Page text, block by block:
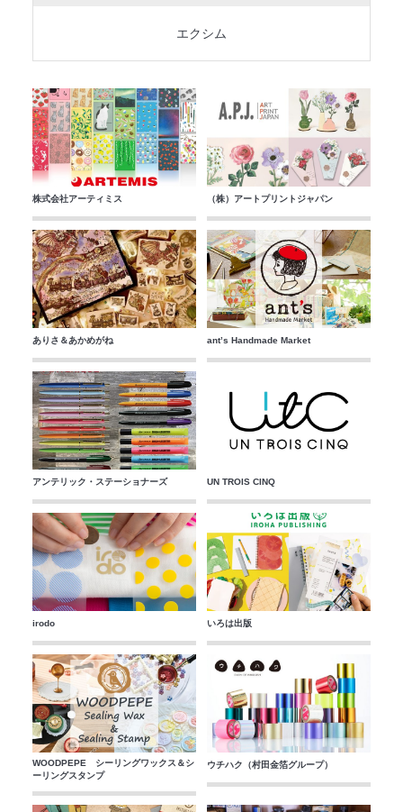
エクシム
株式会社アーティミス （株）アートプリントジャパン
ありさ＆あかめがね ant’s Handmade Market
アンテリック・ステーショナーズ UN TROIS CINQ
irodo いろは出版
WOODPEPE シーリングワックス＆シ
ーリングスタンプ
ウチハク（村田金箔グループ）